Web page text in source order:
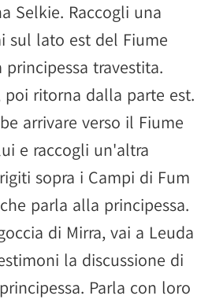
Selkie. Raccogli una
sul lato est del Fiume
travestita.
poi ritorna dalla parte est.
arrivare verso il Fiume
e raccogli un'altra
sopra i Campi di Fum
parla alla principessa.
di Mirra, vai a Leuda
la discussione di
Parla con loro